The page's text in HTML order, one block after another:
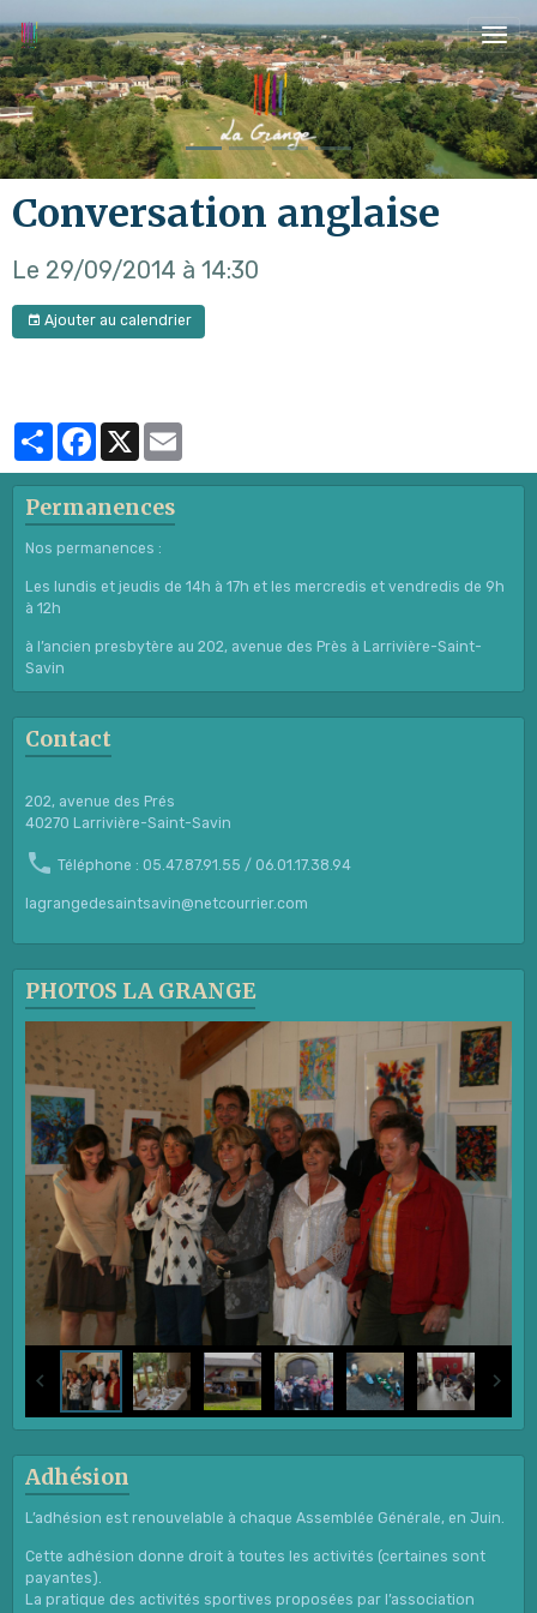
Conversation anglaise
Le 29/09/2014 à 14:30
Ajouter au calendrier
PartagerFacebook
X
Permanences
Nos permanences :
Les lundis et jeudis de 14h à 17h et les mercredis et vendredis de 9h
à 12h
à l’ancien presbytère au 202, avenue des Près à Larrivière-Saint-
Savin
Contact
202, avenue des Prés
40270 Larrivière-Saint-Savin
Téléphone : 05.47.87.91.55 / 06.01.17.38.94
lagrangedesaintsavin@netcourrier.com
PHOTOS LA GRANGE
Adhésion
L’adhésion est renouvelable à chaque Assemblée Générale, en Juin.
Cette adhésion donne droit à toutes les activités (certaines sont
payantes).
La pratique des activités sportives proposées par l’association